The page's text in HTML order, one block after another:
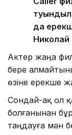
да
Николай
Актер жаңа
бере
өзіне ерекше
Сондай-ақ ол
болғанынан
таңдауға мән